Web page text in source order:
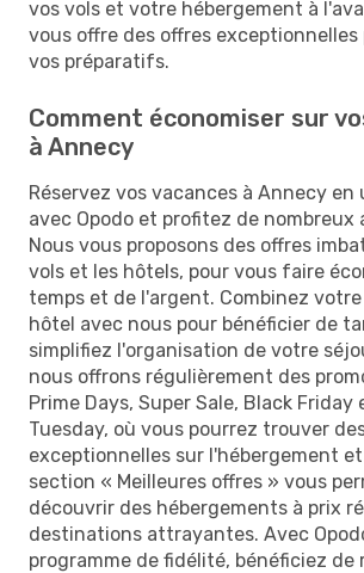
vos vols et votre hébergement à
vous offre des offres
vos préparatifs.
Comment économiser sur
à Annecy
Réservez vos vacances à Annecy en
avec Opodo et profitez de nombreux
Nous vous proposons des offres
vols et les hôtels, pour vous faire
temps et de l'argent. Combinez
hôtel avec nous pour bénéficier de
simplifiez l'organisation de votre
nous offrons régulièrement des
Prime Days, Super Sale, Black Friday
Tuesday, où vous pourrez trouver
exceptionnelles sur l'hébergement
section « Meilleures offres » vous
découvrir des hébergements à prix
destinations attrayantes. Avec
programme de fidélité, bénéficiez de